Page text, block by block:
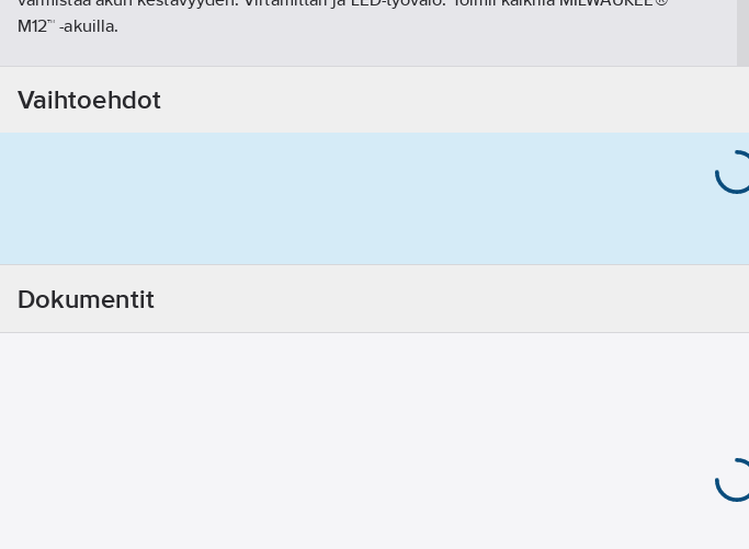
M12™ -akuilla.
EAN koodi: 4002395237203
Materiaaliluokka K02101
Vaihtoehdot
Dokumentit